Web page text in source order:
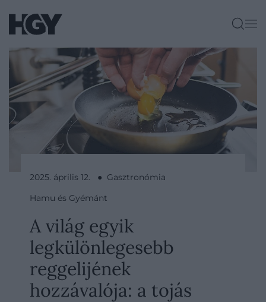
2025. április 12. ● Gasztronómia
Hamu és Gyémánt
A világ egyik
legkülönlegesebb
reggelijének
hozzávalója: a tojás